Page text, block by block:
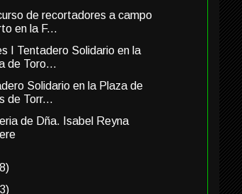
de recortadores a campo
en la F...
I Tentadero Solidario en la
de Toro...
Solidario en la Plaza de
de Torr...
de Dña. Isabel Reyna